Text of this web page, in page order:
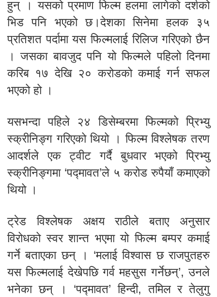
हुन् । यसको प्रमाण फिल्म हलमा लागेको दर्शको
भिड पनि भएको छ।देशका सिनेमा हलक ३५
प्रतिशत पर्दामा यस फिल्मलाई रिलिज गरिएको छैन
। जसका बावजुद पनि यो फिल्मले पहिलो दिनमा
करिब १७ देखि २० करोडको कमाई गर्न सफल
भएको हो ।
यसभन्दा पहिले २४ डिसेम्बरमा फिल्मको प्रिभ्यु
स्क्रीनिङ्ग गरिएको थियो । फिल्म विश्लेषक तरण
आदर्शले एक ट्वीट गर्दै बुधवार भएको प्रिभ्यु
स्क्रीनिङ्गमा ‘पद्मावत’ले ५ करोड रुपैयाँ कमाएको
थियो ।
ट्रेड विश्लेषक अक्षय राठीले बताए अनुसार
विरोधको स्वर शान्त भएमा यो फिल्म बम्पर कमाई
गर्ने बताएका छन् । ‘मलाई विश्वास छ राजपुतहरु
यस फिल्मलाई देखेपछि गर्व महसुस गर्नेछन्’, उनले
भनेका छन् । ‘पद्मावत’ हिन्दी, तमिल र तेलुगु